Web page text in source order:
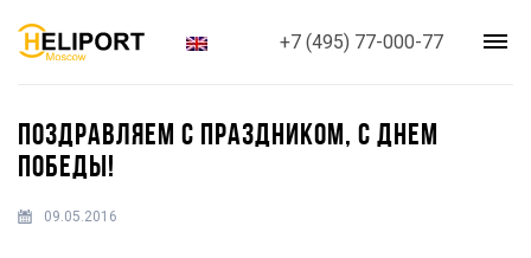
+7 (495) 77-000-77
ПОЗДРАВЛЯЕМ С ПРАЗДНИКОМ, С ДНЕМ
ПОБЕДЫ!
09.05.2016